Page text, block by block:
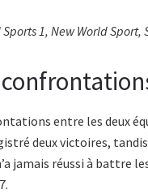
Sports 1, New World Sport,
entre les deux
deux victoires,
jamais réussi à battre